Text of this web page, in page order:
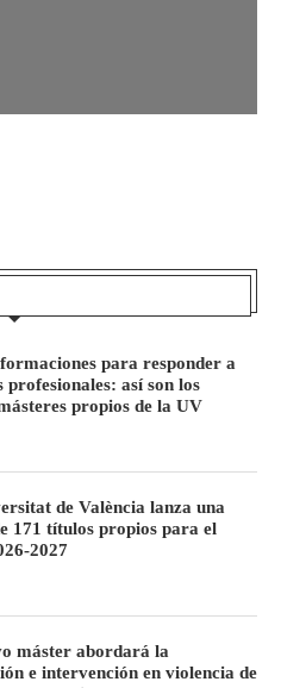
para responder a
profesionales: así son los
propios de la UV
de València lanza una
171 títulos propios para el
2027
máster abordará la
e intervención en violencia de